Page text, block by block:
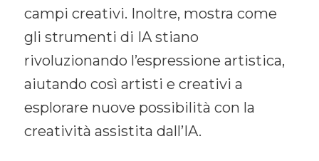
campi creativi. Inoltre, mostra come
gli strumenti di IA stiano
rivoluzionando l’espressione artistica,
aiutando così artisti e creativi a
esplorare nuove possibilità con la
creatività assistita dall’IA.